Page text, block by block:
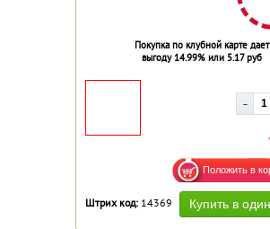
Покупка по клубной карте дает
выгоду 14.99% или 5.17 руб
Штрих код: 14369